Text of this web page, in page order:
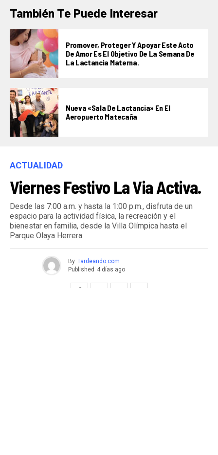
También Te Puede Interesar
Promover, Proteger Y Apoyar Este Acto
De Amor Es El Objetivo De La Semana De
La Lactancia Materna.
Nueva «Sala De Lactancia» En El
Aeropuerto Matecaña
ACTUALIDAD
Viernes Festivo La Via Activa.
Desde las 7:00 a.m. y hasta la 1:00 p.m., disfruta de un
espacio para la actividad física, la recreación y el
bienestar en familia, desde la Villa Olímpica hasta el
Parque Olaya Herrera.
By Tardeando.com
Published 4 días ago